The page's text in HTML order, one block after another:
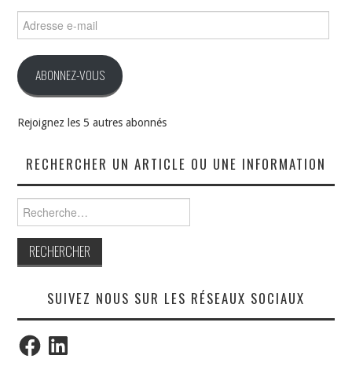
e-
ABONNEZ-VOUS
Rejoignez les 5 autres abonnés
RECHERCHER UN ARTICLE OU UNE INFORMATION
SUIVEZ NOUS SUR LES RÉSEAUX SOCIAUX
FacebookLinkedIn